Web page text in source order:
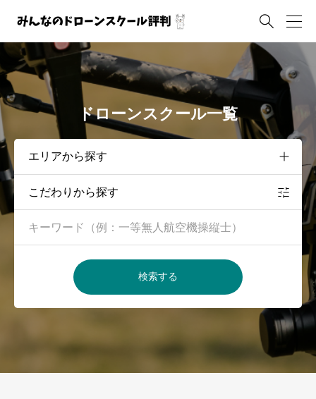

ドローンスクール一覧
こだわりから探す
検索する